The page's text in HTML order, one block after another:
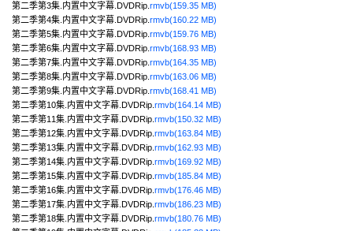
第二季第3集.内置中文字幕.DVDRip.rmvb(159.35 MB)
第二季第4集.内置中文字幕.DVDRip.rmvb(160.22 MB)
第二季第5集.内置中文字幕.DVDRip.rmvb(159.76 MB)
第二季第6集.内置中文字幕.DVDRip.rmvb(168.93 MB)
第二季第7集.内置中文字幕.DVDRip.rmvb(164.35 MB)
第二季第8集.内置中文字幕.DVDRip.rmvb(163.06 MB)
第二季第9集.内置中文字幕.DVDRip.rmvb(168.41 MB)
第二季第10集.内置中文字幕.DVDRip.rmvb(164.14 MB)
第二季第11集.内置中文字幕.DVDRip.rmvb(150.32 MB)
第二季第12集.内置中文字幕.DVDRip.rmvb(163.84 MB)
第二季第13集.内置中文字幕.DVDRip.rmvb(162.93 MB)
第二季第14集.内置中文字幕.DVDRip.rmvb(169.92 MB)
第二季第15集.内置中文字幕.DVDRip.rmvb(185.84 MB)
第二季第16集.内置中文字幕.DVDRip.rmvb(176.46 MB)
第二季第17集.内置中文字幕.DVDRip.rmvb(186.23 MB)
第二季第18集.内置中文字幕.DVDRip.rmvb(180.76 MB)